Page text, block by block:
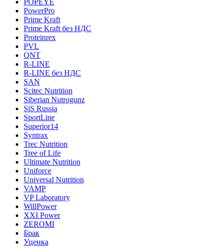
PowerPro
Prime Kraft
Prime Kraft без НДС
Proteinrex
PVL
QNT
R-LINE
R-LINE без НДС
SAN
Scitec Nutrition
Siberian Nutrogunz
SiS Russia
SportLine
Superior14
Syntrax
Trec Nutrition
Tree of Life
Ultimate Nutrition
Uniforce
Universal Nutrition
VAMP
VP Laboratory
WillPower
XXI Power
ZEROMI
Брак
Уценка